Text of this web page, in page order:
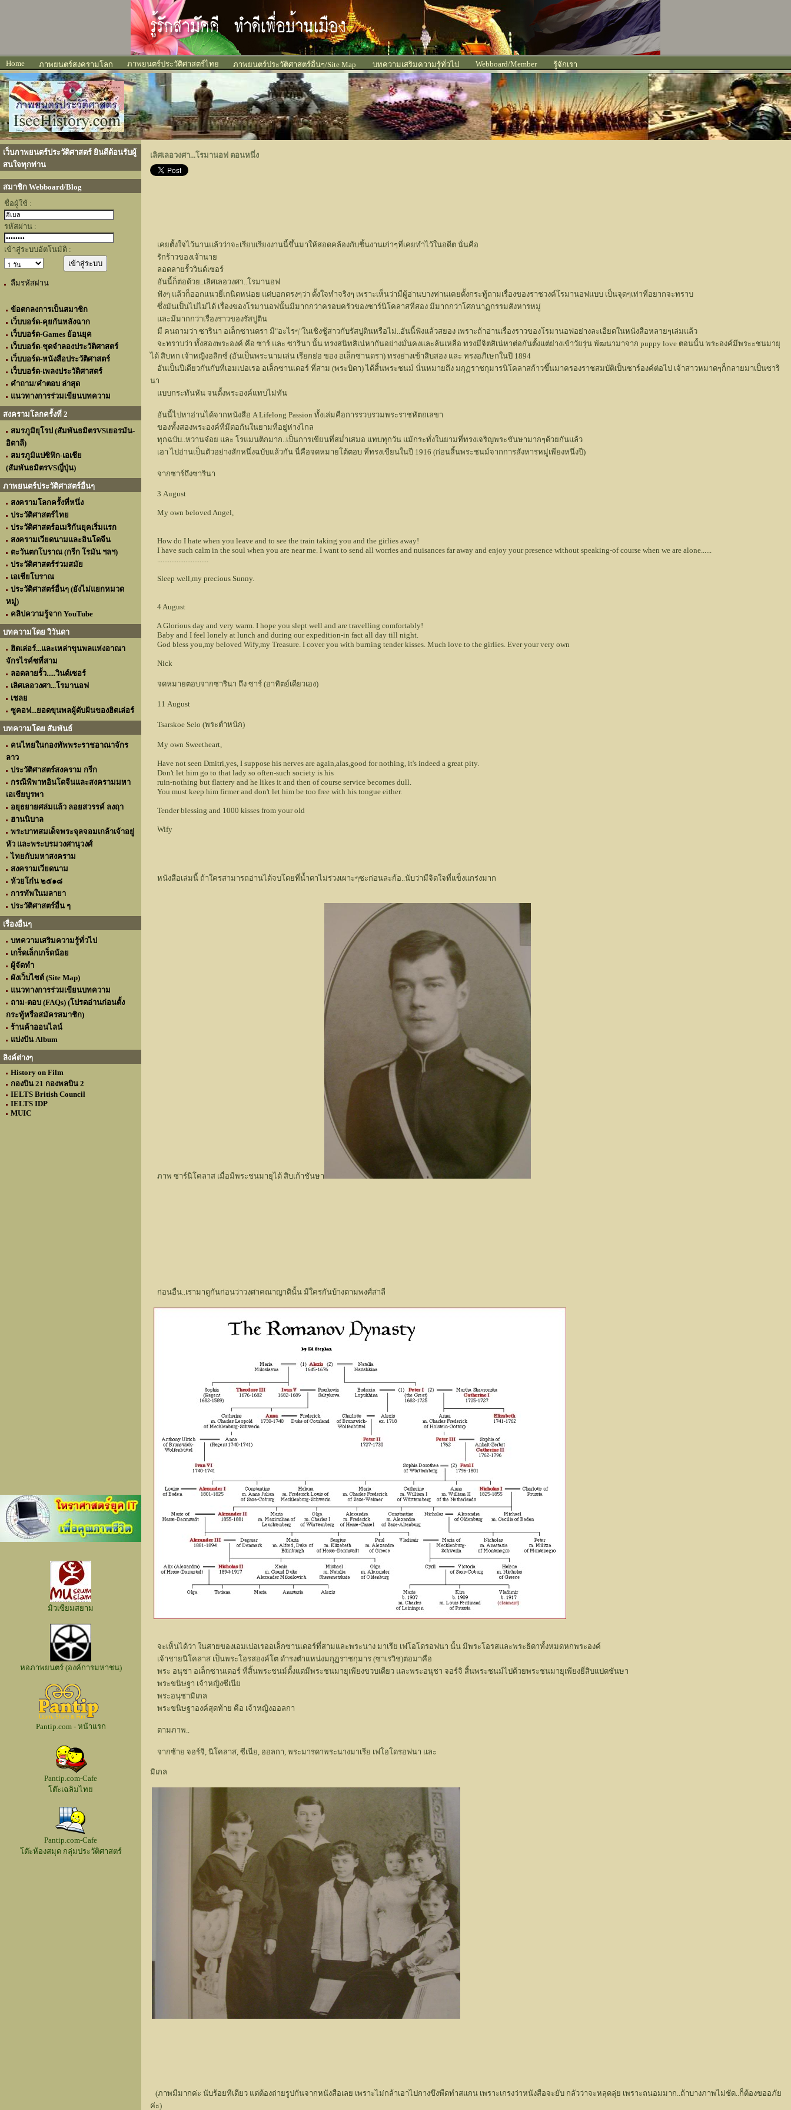
Home ภาพยนตร์สงครามโลก ภาพยนตร์ประวัติศาสตร์ไทย ภาพยนตร์ประวัติศาสตร์อื่นๆ/Site Map บทความเสริมความรู้ทั่วไป Webboard/Member รู้จักเรา
เว็บภาพยนตร์ประวัติศาสตร์ ยินดีต้อนรับผู้
สนใจทุกท่าน
สมาชิก Webboard/Blog
ชื่อผู้ใช้ :
รหัสผ่าน :
เข้าสู่ระบบอัตโนมัติ :
ลืมรหัสผ่าน
ข้อตกลงการเป็นสมาชิก
เว็บบอร์ด-คุยกันหลังฉาก
เว็บบอร์ด-Games ย้อนยุค
เว็บบอร์ด-ชุดจำลองประวัติศาสตร์
เว็บบอร์ด-หนังสือประวัติศาสตร์
เว็บบอร์ด-เพลงประวัติศาสตร์
คำถาม/คำตอบ ล่าสุด
แนวทางการร่วมเขียนบทความ
สงครามโลกครั้งที่ 2
สมรภูมิยุโรป (สัมพันธมิตรVSเยอรมัน-
อิตาลี)
สมรภูมิแปซิฟิก-เอเชีย
(สัมพันธมิตรVSญี่ปุ่น)
ภาพยนตร์ประวัติศาสตร์อื่นๆ
สงครามโลกครั้งที่หนึ่ง
ประวัติศาสตร์ไทย
ประวัติศาสตร์อเมริกันยุคเริ่มแรก
สงครามเวียดนามและอินโดจีน
ตะวันตกโบราณ (กรีก โรมัน ฯลฯ)
ประวัติศาสตร์ร่วมสมัย
เอเชียโบราณ
ประวัติศาสตร์อื่นๆ (ยังไม่แยกหมวด
หมู่)
คลิปความรู้จาก YouTube
บทความโดย วิวันดา
ฮิตเล่อร์...และเหล่าขุนพลแห่งอาณา
จักรไรค์ซที่สาม
ลอดลายรั้ว.....วินด์เซอร์
เลิศเลอวงศา...โรมานอฟ
เชลย
ซูคอฟ...ยอดขุนพลผู้ดับฝันของฮิตเล่อร์
บทความโดย สัมพันธ์
คนไทยในกองทัพพระราชอาณาจักร
ลาว
ประวัติศาสตร์สงคราม กรีก
กรณีพิพาทอินโดจีนและสงครามมหา
เอเชียบูรพา
อยุธยายศล่มแล้ว ลอยสวรรค์ ลงฤา
ฮานนิบาล
พระบาทสมเด็จพระจุลจอมเกล้าเจ้าอยู่
หัว และพระบรมวงศานุวงศ์
ไทยกับมหาสงคราม
สงครามเวียดนาม
ห้วยโก๋น ๒๕๑๘
การทัพในมลายา
ประวัติศาสตร์อื่น ๆ
เรื่องอื่นๆ
บทความเสริมความรู้ทั่วไป
เกร็ดเล็กเกร็ดน้อย
ผู้จัดทำ
ผังเว็บไซต์ (Site Map)
แนวทางการร่วมเขียนบทความ
ถาม-ตอบ (FAQs) (โปรดอ่านก่อนตั้ง
กระทู้หรือสมัครสมาชิก)
ร้านค้าออนไลน์
แบ่งปัน Album
ลิงค์ต่างๆ
History on Film
กองบิน 21 กองพลบิน 2
IELTS British Council
IELTS IDP
MUIC
มิวเซียมสยาม
หอภาพยนตร์ (องค์การมหาชน)
Pantip.com - หน้าแรก
Pantip.com-Cafe
โต๊ะเฉลิมไทย
Pantip.com-Cafe
โต๊ะห้องสมุด กลุ่มประวัติศาสตร์
เลิศเลอวงศา...โรมานอฟ ตอนหนึ่ง
เคยตั้งใจไว้นานแล้วว่าจะเรียบเรียงงานนี้ขึ้นมาให้สอดคล้องกับชิ้นงานเก่าๆที่เคยทำไว้ในอดีต นั่นคือ
รักร้าวของเจ้านาย
ลอดลายรั้ววินด์เซอร์
อันนี้ก็ต่อด้วย..เลิศเลอวงศา..โรมานอฟ
ฟังๆ แล้วก็ออกแนวยี่เกนิดหน่อย แต่บอกตรงๆว่า ตั้งใจทำจริงๆ เพราะเห็นว่ามีผู้อ่านบางท่านเคยตั้งกระทู้ถามเรื่องของราชวงค์โรมานอฟแบบ เป็นจุดๆเท่าที่อยากจะทราบ
ซึ่งมันเป็นไปไม่ได้ เรื่องของโรมานอฟนั้นมีมากกว่าครอบครัวของซาร์นิโคลาสที่สอง มีมากกว่าโศกนาฏกรรมสังหารหมู่
และมีมากกว่าเรื่องราวของรัสปูติน
มี คนถามว่า ซารินา อเล็กซานดรา มี"อะไรๆ"ในเชิงชู้สาวกับรัสปูตินหรือไม่..อันนี้ฟังแล้วสยอง เพราะถ้าอ่านเรื่องราวของโรมานอฟอย่างละเอียดในหนังสือหลายๆเล่มแล้ว
จะทราบว่า ทั้งสองพระองค์ คือ ซาร์ และ ซารินา นั้น ทรงสนิทสิเน่หากันอย่างมั่นคงและล้นเหลือ ทรงมีจิตสิเน่หาต่อกันตั้งแต่ย่างเข้าวัยรุ่น พัฒนามาจาก puppy love ตอนนั้น พระองค์มีพระะชนมายุ
ได้ สิบหก เจ้าหญิงอลิกซ์ (อันเป็นพระนามเล่น เรียกย่อ ของ อเล็กซานดรา) ทรงย่างเข้าสิบสอง และ ทรงอภิเษกในปี 1894
อันเป็นปีเดียวกันกับที่เอมเปอเรอ อเล็กซานเดอร์ ที่สาม (พระบิดา) ได้สิ้นพระชนม์ นั่นหมายถึง มกุฏราชกุมารนิโคลาสก้าวขึ้นมาครองราชสมบัติเป็นซาร์องค์ต่อไป เจ้าสาวหมาดๆก็กลายมาเป็นซาริ
นา
แบบกระทันหัน จนตั้งพระองค์แทบไม่ทัน
อันนี้ไปหาอ่านได้จากหนังสือ A Lifelong Passion ทั้งเล่มคือการรวบรวมพระราชหัตถเลขา
ของทั้งสองพระองค์ที่มีต่อกันในยามที่อยู่ห่างไกล
ทุกฉบับ..หวานจ๋อย และ โรแมนติกมาก..เป็นการเขียนที่สม่ำเสมอ แทบทุกวัน แม้กระทั่งในยามที่ทรงเจริญพระชันษามากๆด้วยกันแล้ว
เอา ไปอ่านเป็นตัวอย่างสักหนึ่งฉบับแล้วกัน นี่คือจดหมายโต้ตอบ ที่ทรงเขียนในปี 1916 (ก่อนสิ้นพระชนม์จากการสังหารหมู่เพียงหนึ่งปี)
จากซาร์ถึงซารินา
3 August
My own beloved Angel,
How do I hate when you leave and to see the train taking you and the girlies away!
I have such calm in the soul when you are near me. I want to send all worries and nuisances far away and enjoy your presence without speaking-of course when we are alone......
.............................
Sleep well,my precious Sunny.
4 August
A Glorious day and very warm. I hope you slept well and are travelling comfortably!
Baby and I feel lonely at lunch and during our expedition-in fact all day till night.
God bless you,my beloved Wify,my Treasure. I cover you with burning tender kisses. Much love to the girlies. Ever your very own
Nick
จดหมายตอบจากซารินา ถึง ซาร์ (อาทิตย์เดียวเอง)
11 August
Tsarskoe Selo (พระตำหนัก)
My own Sweetheart,
Have not seen Dmitri,yes, I suppose his nerves are again,alas,good for nothing, it's indeed a great pity.
Don't let him go to that lady so often-such society is his
ruin-nothing but flattery and he likes it and then of course service becomes dull.
You must keep him firmer and don't let him be too free with his tongue either.
Tender blessing and 1000 kisses from your old
Wify
หนังสือเล่มนี้ ถ้าใครสามารถอ่านได้จบโดยที่น้ำตาไม่ร่วงเผาะๆซะก่อนละก้อ..นับว่ามีจิตใจที่แข็งแกร่งมาก
ภาพ ซาร์นิโคลาส เมื่อมีพระชนมายุได้ สิบเก้าชันษา
ก่อนอื่น..เรามาดูกันก่อนว่าวงศาคณาญาตินั้น มีใครกันบ้างตามพงศ์สาลี
จะเห็นได้ว่า ในสายของเอมเปอเรออเล็กซานเดอร์ที่สามและพระนาง มาเรีย เฟโอโดรอฟนา นั้น มีพระโอรสและพระธิดาทั้งหมดหกพระองค์
เจ้าชายนิโคลาส เป็นพระโอรสองค์โต ดำรงตำแหน่งมกุฏราชกุมาร (ซาเรวิช)ต่อมาคือ
พระ อนุชา อเล็กซานเดอร์ ที่สิ้นพระชนม์ตั้งแต่มีพระชนมายุเพียงขวบเดียว และพระอนุชา จอร์จิ สิ้นพระชนม์ไปด้วยพระชนมายุเพียงยี่สิบแปดชันษา
พระขนิษฐา เจ้าหญิงซีเนีย
พระอนุชามิเกล
พระขนิษฐาองค์สุดท้าย คือ เจ้าหญิงออลกา
ตามภาพ..
จากซ้าย จอร์จิ, นิโคลาส, ซีเนีย, ออลกา, พระมารดาพระนางมาเรีย เฟโอโดรอฟนา และ
มิเกล
(ภาพมีมากค่ะ นับร้อยทีเดียว แต่ต้องถ่ายรูปกันจากหนังสือเลย เพราะไม่กล้าเอาไปกางขึงพืดทำสแกน เพราะเกรงว่าหนังสือจะยับ กลัวว่าจะหลุดลุ่ย เพราะถนอมมาก..ถ้าบางภาพไม่ชัด..ก็ต้องขออภัย
ค่ะ)